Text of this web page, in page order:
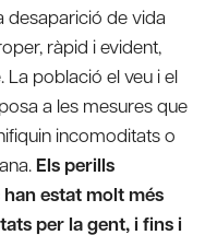
desaparició de vida
ràpid i evident,
població el veu i el
a les mesures que
incomoditats o
Els perills
estat molt més
per la gent, i fins i